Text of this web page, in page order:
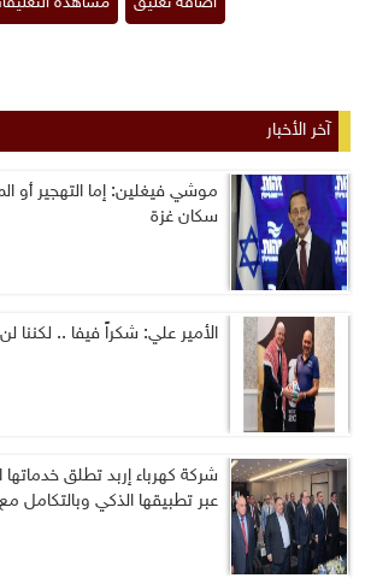
آخر الأخبار
موشي فيغلين: إما التهجير أو
سكان غزة
الأمير علي: شكراً فيفا .. لكننا لن
شركة كهرباء إربد تطلق خدماتها
عبر تطبيقها الذكي وبالتكامل